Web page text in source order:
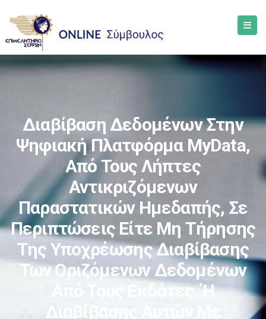
Διαβίβαση Δεδομένων Στην
Ψηφιακή Πλατφόρμα MyData,
Από Τους Λήπτες
Αντικριζόμενων
Παραστατικών Ημεδαπής, Σε
Περιπτώσεις Είτε Μη Τήρησης
Της Υποχρέωσης Διαβίβασης
Των Οριζόμενων Δεδομένων
Από Τους Εκδότες, Ή
Διαβίβασης Αυτών Με